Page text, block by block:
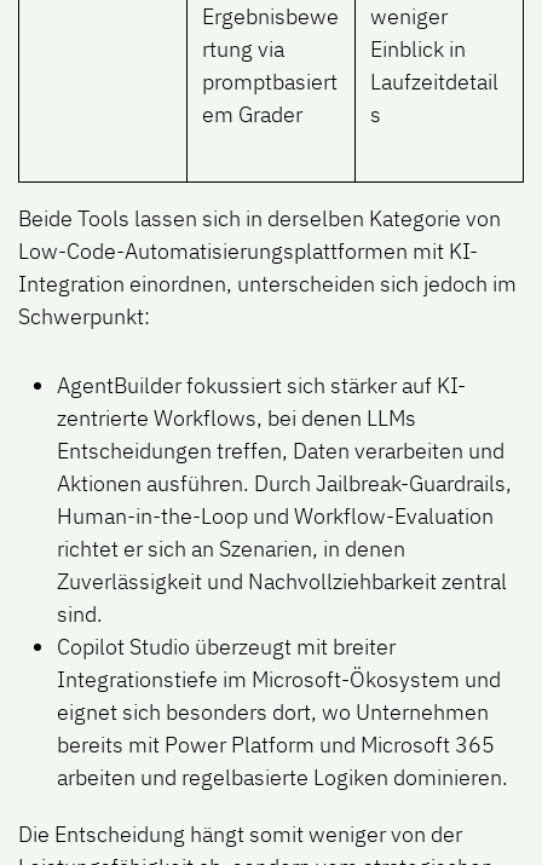
Ergebnisbewe
rtung via
promptbasiert
em Grader
weniger
Einblick in
Laufzeitdetail
s
Beide Tools lassen sich in derselben Kategorie von
Low-Code-Automatisierungsplattformen mit KI-
Integration einordnen, unterscheiden sich jedoch im
Schwerpunkt:
AgentBuilderfokussiert sich stärker auf KI-
zentrierte Workflows, bei denen LLMs
Entscheidungen treffen, Daten verarbeiten und
Aktionen ausführen. Durch Jailbreak-Guardrails,
Human-in-the-Loop und Workflow-Evaluation
richtet er sich an Szenarien, in denen
Zuverlässigkeit und Nachvollziehbarkeit zentral
sind.
Copilot Studio überzeugt mit breiter
Integrationstiefe im Microsoft-Ökosystem und
eignet sich besonders dort, wo Unternehmen
bereits mit Power Platform und Microsoft 365
arbeiten und regelbasierte Logiken dominieren.
Die Entscheidung hängt somit weniger von der